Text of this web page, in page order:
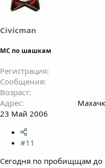
Civicman
МС по шашкам
Регистрация
Сообщения
Возраст
Адрес
23 Май 2006
#11
Сегодня по пробищщам до